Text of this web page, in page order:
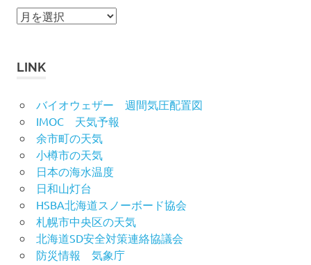
ア
イ
LINK
バイオウェザー 週間気圧配置図
IMOC 天気予報
余市町の天気
小樽市の天気
日本の海水温度
日和山灯台
HSBA北海道スノーボード協会
札幌市中央区の天気
北海道SD安全対策連絡協議会
防災情報 気象庁